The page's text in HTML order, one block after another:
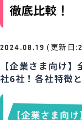
【企業さま向け
社6社！各社特徴
2024.08.19 (更新日: